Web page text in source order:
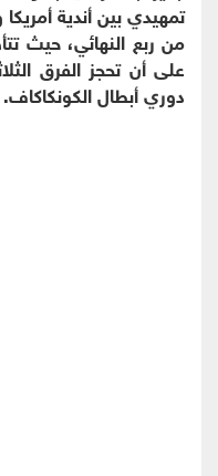
تمهيدي بين أندية
على أن تحجز الفرق
دوري أبطال الكونكاكاف.